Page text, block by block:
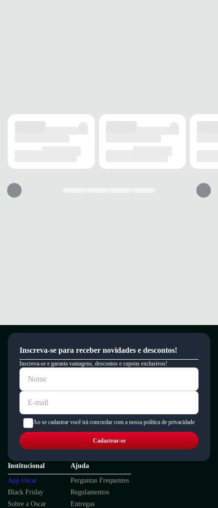
Inscreva-se para receber novidades e descontos!
Inscreva-se e garanta vantagens, descontos e cupons exclusivos!
Ao se cadastrar você irá concordar com a nossa política de privacidade
Cadastrar-se
Institucional
App Oscar
Black Friday
Sobre a Oscar
Ajuda
Perguntas Frequentes
Regulamentos
Entregas